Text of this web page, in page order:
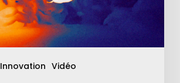
Innovation Vidéo